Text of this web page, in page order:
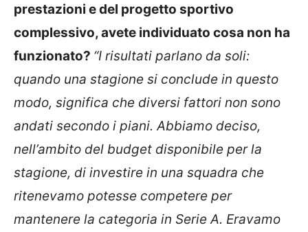
prestazioni e del progetto sportivo
complessivo, avete individuato cosa non ha
funzionato? “I risultati parlano da soli:
quando una stagione si conclude in questo
modo, significa che diversi fattori non sono
andati secondo i piani. Abbiamo deciso,
nell’ambito del budget disponibile per la
stagione, di investire in una squadra che
ritenevamo potesse competere per
mantenere la categoria in Serie A. Eravamo